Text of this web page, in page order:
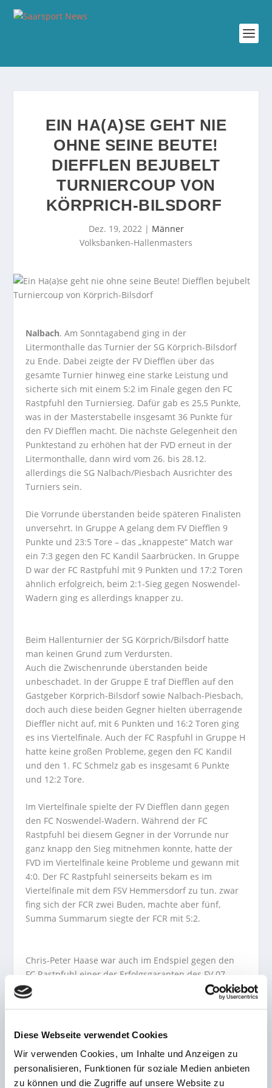
Diese Webseite verwendet Cookies
Wir verwenden Cookies, um Inhalte und Anzeigen zu
personalisieren, Funktionen für soziale Medien anbieten
zu können und die Zugriffe auf unsere Website zu
EIN HA(A)SE GEHT NIE
OHNE SEINE BEUTE!
DIEFFLEN BEJUBELT
TURNIERCOUP VON
KÖRPRICH-BILSDORF
Dez. 19, 2022| Männer
Volksbanken-Hallenmasters
Nalbach. Am Sonntagabend ging in der
Litermonthalle das Turnier der SG Körprich-Bilsdorf
zu Ende. Dabei zeigte der FV Diefflen über das
gesamte Turnier hinweg eine starke Leistung und
sicherte sich mit einem 5:2 im Finale gegen den FC
Rastpfuhl den Turniersieg. Dafür gab es 25,5 Punkte,
was in der Masterstabelle insgesamt 36 Punkte für
den FV Diefflen macht. Die nächste Gelegenheit den
Punktestand zu erhöhen hat der FVD erneut in der
Litermonthalle, dann wird vom 26. bis 28.12.
allerdings die SG Nalbach/Piesbach Ausrichter des
Turniers sein.
Die Vorrunde überstanden beide späteren Finalisten
unversehrt. In Gruppe A gelang dem FV Diefflen 9
Punkte und 23:5 Tore – das „knappeste“ Match war
ein 7:3 gegen den FC Kandil Saarbrücken. In Gruppe
D war der FC Rastpfuhl mit 9 Punkten und 17:2 Toren
ähnlich erfolgreich, beim 2:1-Sieg gegen Noswendel-
Wadern ging es allerdings knapper zu.
Beim Hallenturnier der SG Körprich/Bilsdorf hatte
man keinen Grund zum Verdursten.
Auch die Zwischenrunde überstanden beide
unbeschadet. In der Gruppe E traf Diefflen auf den
Gastgeber Körprich-Bilsdorf sowie Nalbach-Piesbach,
doch auch diese beiden Gegner hielten überragende
Dieffler nicht auf, mit 6 Punkten und 16:2 Toren ging
es ins Viertelfinale. Auch der FC Raspfuhl in Gruppe H
hatte keine großen Probleme, gegen den FC Kandil
und den 1. FC Schmelz gab es insgesamt 6 Punkte
und 12:2 Tore.
Im Viertelfinale spielte der FV Diefflen dann gegen
den FC Noswendel-Wadern. Während der FC
Rastpfuhl bei diesem Gegner in der Vorrunde nur
ganz knapp den Sieg mitnehmen konnte, hatte der
FVD im Viertelfinale keine Probleme und gewann mit
4:0. Der FC Rastpfuhl seinerseits bekam es im
Viertelfinale mit dem FSV Hemmersdorf zu tun. zwar
fing sich der FCR zwei Buden, machte aber fünf,
Summa Summarum siegte der FCR mit 5:2.
Chris-Peter Haase war auch im Endspiel gegen den
FC Rastpfuhl einer der Erfolgsgaranten des FV 07
Diefflen –
Es folgten die Halbfinalspiele. Der FV Diefflen bekam
die Primstaler im Viertelfinale gegen Kandil 11:1
hohe Hürde da und Diefflen gelang ein 5:2-Sieg. Im
zweiten Halbfinale trafen der FC Rastpfuhl und die SG
Mettlach-Merzig aufeinander. Auch hier behielt rot-